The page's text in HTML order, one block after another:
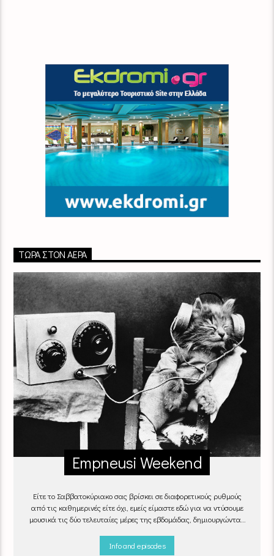
ΤΏΡΑ ΣΤΟΝ ΑΈΡΑ
Empneusi Weekend
Είτε το Σαββατοκύριακο σας βρίσκει σε διαφορετικούς ρυθμούς
από τις καθημερινές είτε όχι, εμείς είμαστε εδώ για να ντύσουμε
μουσικά τις δύο τελευταίες μέρες της εβδομάδας, δημιουργώντας
Info and episodes